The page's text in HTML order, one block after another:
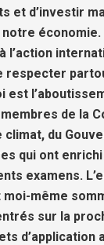
et d’investir
économie.
l’action
respecter
est
de la
climat, du
qui ont
examens.
même
sur la
d’application